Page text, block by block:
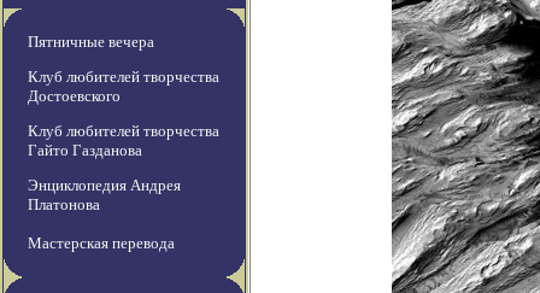
Пятничные вечера
Клуб любителей творчества
Достоевского
Клуб любителей творчества
Гайто Газданова
Энциклопедия Андрея
Платонова
Мастерская перевода